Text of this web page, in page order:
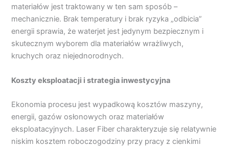
materiałów jest traktowany w ten sam sposób –
mechanicznie. Brak temperatury i brak ryzyka „odbicia”
energii sprawia, że waterjet jest jedynym bezpiecznym i
skutecznym wyborem dla materiałów wrażliwych,
kruchych oraz niejednorodnych.
Koszty eksploatacji i strategia inwestycyjna
Ekonomia procesu jest wypadkową kosztów maszyny,
energii, gazów osłonowych oraz materiałów
eksploatacyjnych. Laser Fiber charakteryzuje się relatywnie
niskim kosztem roboczogodziny przy pracy z cienkimi